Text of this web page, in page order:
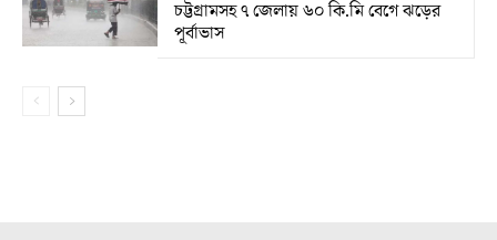
চট্টগ্রামসহ ৭ জেলায় ৬০ কি.মি বেগে ঝড়ের
পূর্বাভাস